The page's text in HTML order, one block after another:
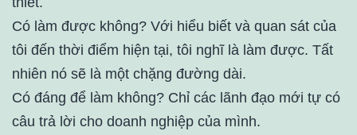
Có làm được không? Với hiểu biết và quan sát của
tôi đến thời điểm hiện tại, tôi nghĩ là làm được. Tất
nhiên nó sẽ là một chặng đường dài.
Có đáng để làm không? Chỉ các lãnh đạo mới tự có
câu trả lời cho doanh nghiệp của mình.